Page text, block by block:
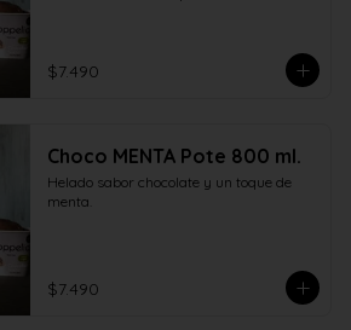
$7.490
Choco MENTA Pote 800 ml.
Helado sabor chocolate y un toque de
menta.
$7.490